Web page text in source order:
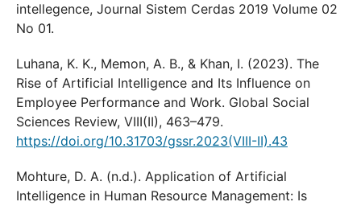
intellegence, Journal Sistem Cerdas 2019 Volume 02
No 01.
Luhana, K. K., Memon, A. B., & Khan, I. (2023). The
Rise of Artificial Intelligence and Its Influence on
Employee Performance and Work. Global Social
Sciences Review, VIII(II), 463–479.
https://doi.org/10.31703/gssr.2023(VIII-II).43
Mohture, D. A. (n.d.). Application of Artificial
Intelligence in Human Resource Management: Is